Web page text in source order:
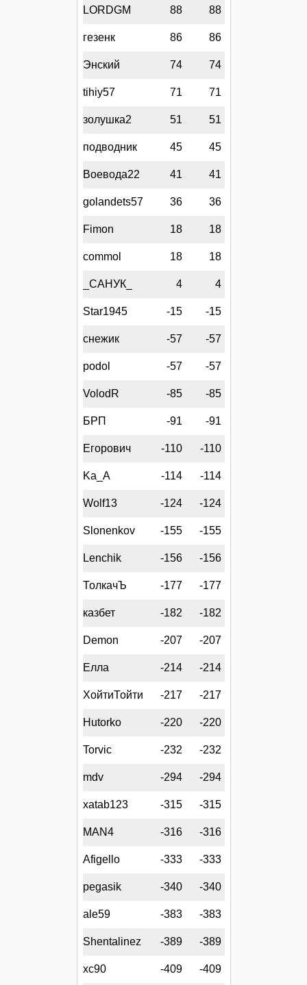
LORDGM 88 88
гезенк 86 86
Энский 74 74
tihiy57 71 71
золушка2 51 51
подводник 45 45
Воевода22 41 41
golandets57 36 36
Fimon 18 18
commol 18 18
_САНУК_ 4 4
Star1945 -15 -15
снежик -57 -57
podol -57 -57
VolodR -85 -85
БРП -91 -91
Егорович -110 -110
Ka_A -114 -114
Wolf13 -124 -124
Slonenkov -155 -155
Lenchik -156 -156
ТолкачЪ -177 -177
казбет -182 -182
Demon -207 -207
Елла -214 -214
ХойтиТойти -217 -217
Hutorko -220 -220
Torvic -232 -232
mdv -294 -294
xatab123 -315 -315
MAN4 -316 -316
Afigello -333 -333
pegasik -340 -340
ale59 -383 -383
Shentalinez -389 -389
xc90 -409 -409